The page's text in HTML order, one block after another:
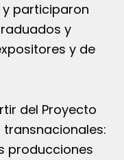
participaron
y
y de
del Proyecto
transnacionales:
producciones